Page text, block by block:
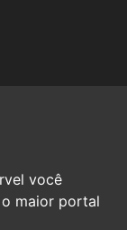
você
maior portal